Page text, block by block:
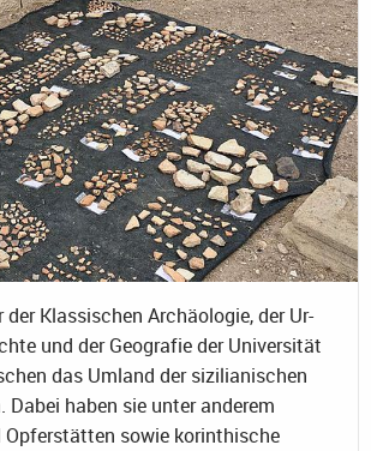
Klassischen Archäologie, der Ur-
und der Geografie der Universität
das Umland der sizilianischen
Dabei haben sie unter anderem
Opferstätten sowie korinthische